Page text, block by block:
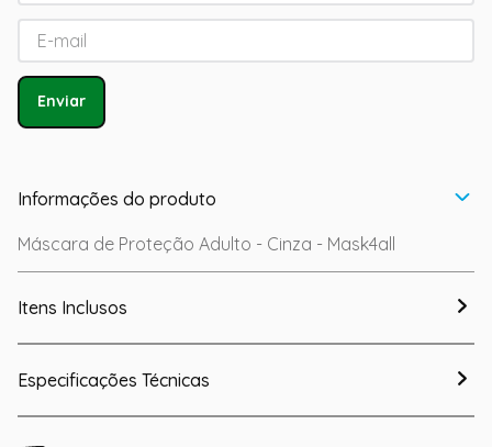
Enviar
Informações do produto
Máscara de Proteção Adulto - Cinza - Mask4all
Itens Inclusos
Especificações Técnicas